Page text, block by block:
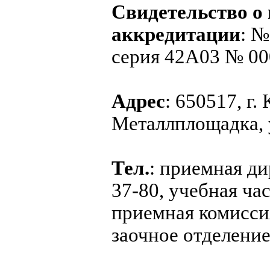
Свидетельство о
аккредитации: №
серия 42А03 №
Адрес: 650517, г.
Металлплощадка,
Тел.: приемная
37-80, учебная
приемная
заочное